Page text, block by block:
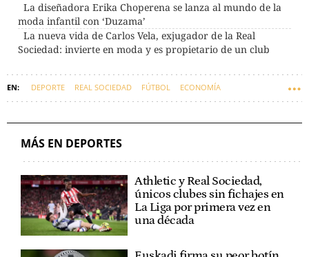
La diseñadora Erika Choperena se lanza al mundo de la
moda infantil con ‘Duzama’
La nueva vida de Carlos Vela, exjugador de la Real
Sociedad: invierte en moda y es propietario de un club
DEPORTE REAL SOCIEDAD FÚTBOL ECONOMÍA
MÁS EN DEPORTES
Athletic y Real Sociedad,
únicos clubes sin fichajes en
La Liga por primera vez en
una década